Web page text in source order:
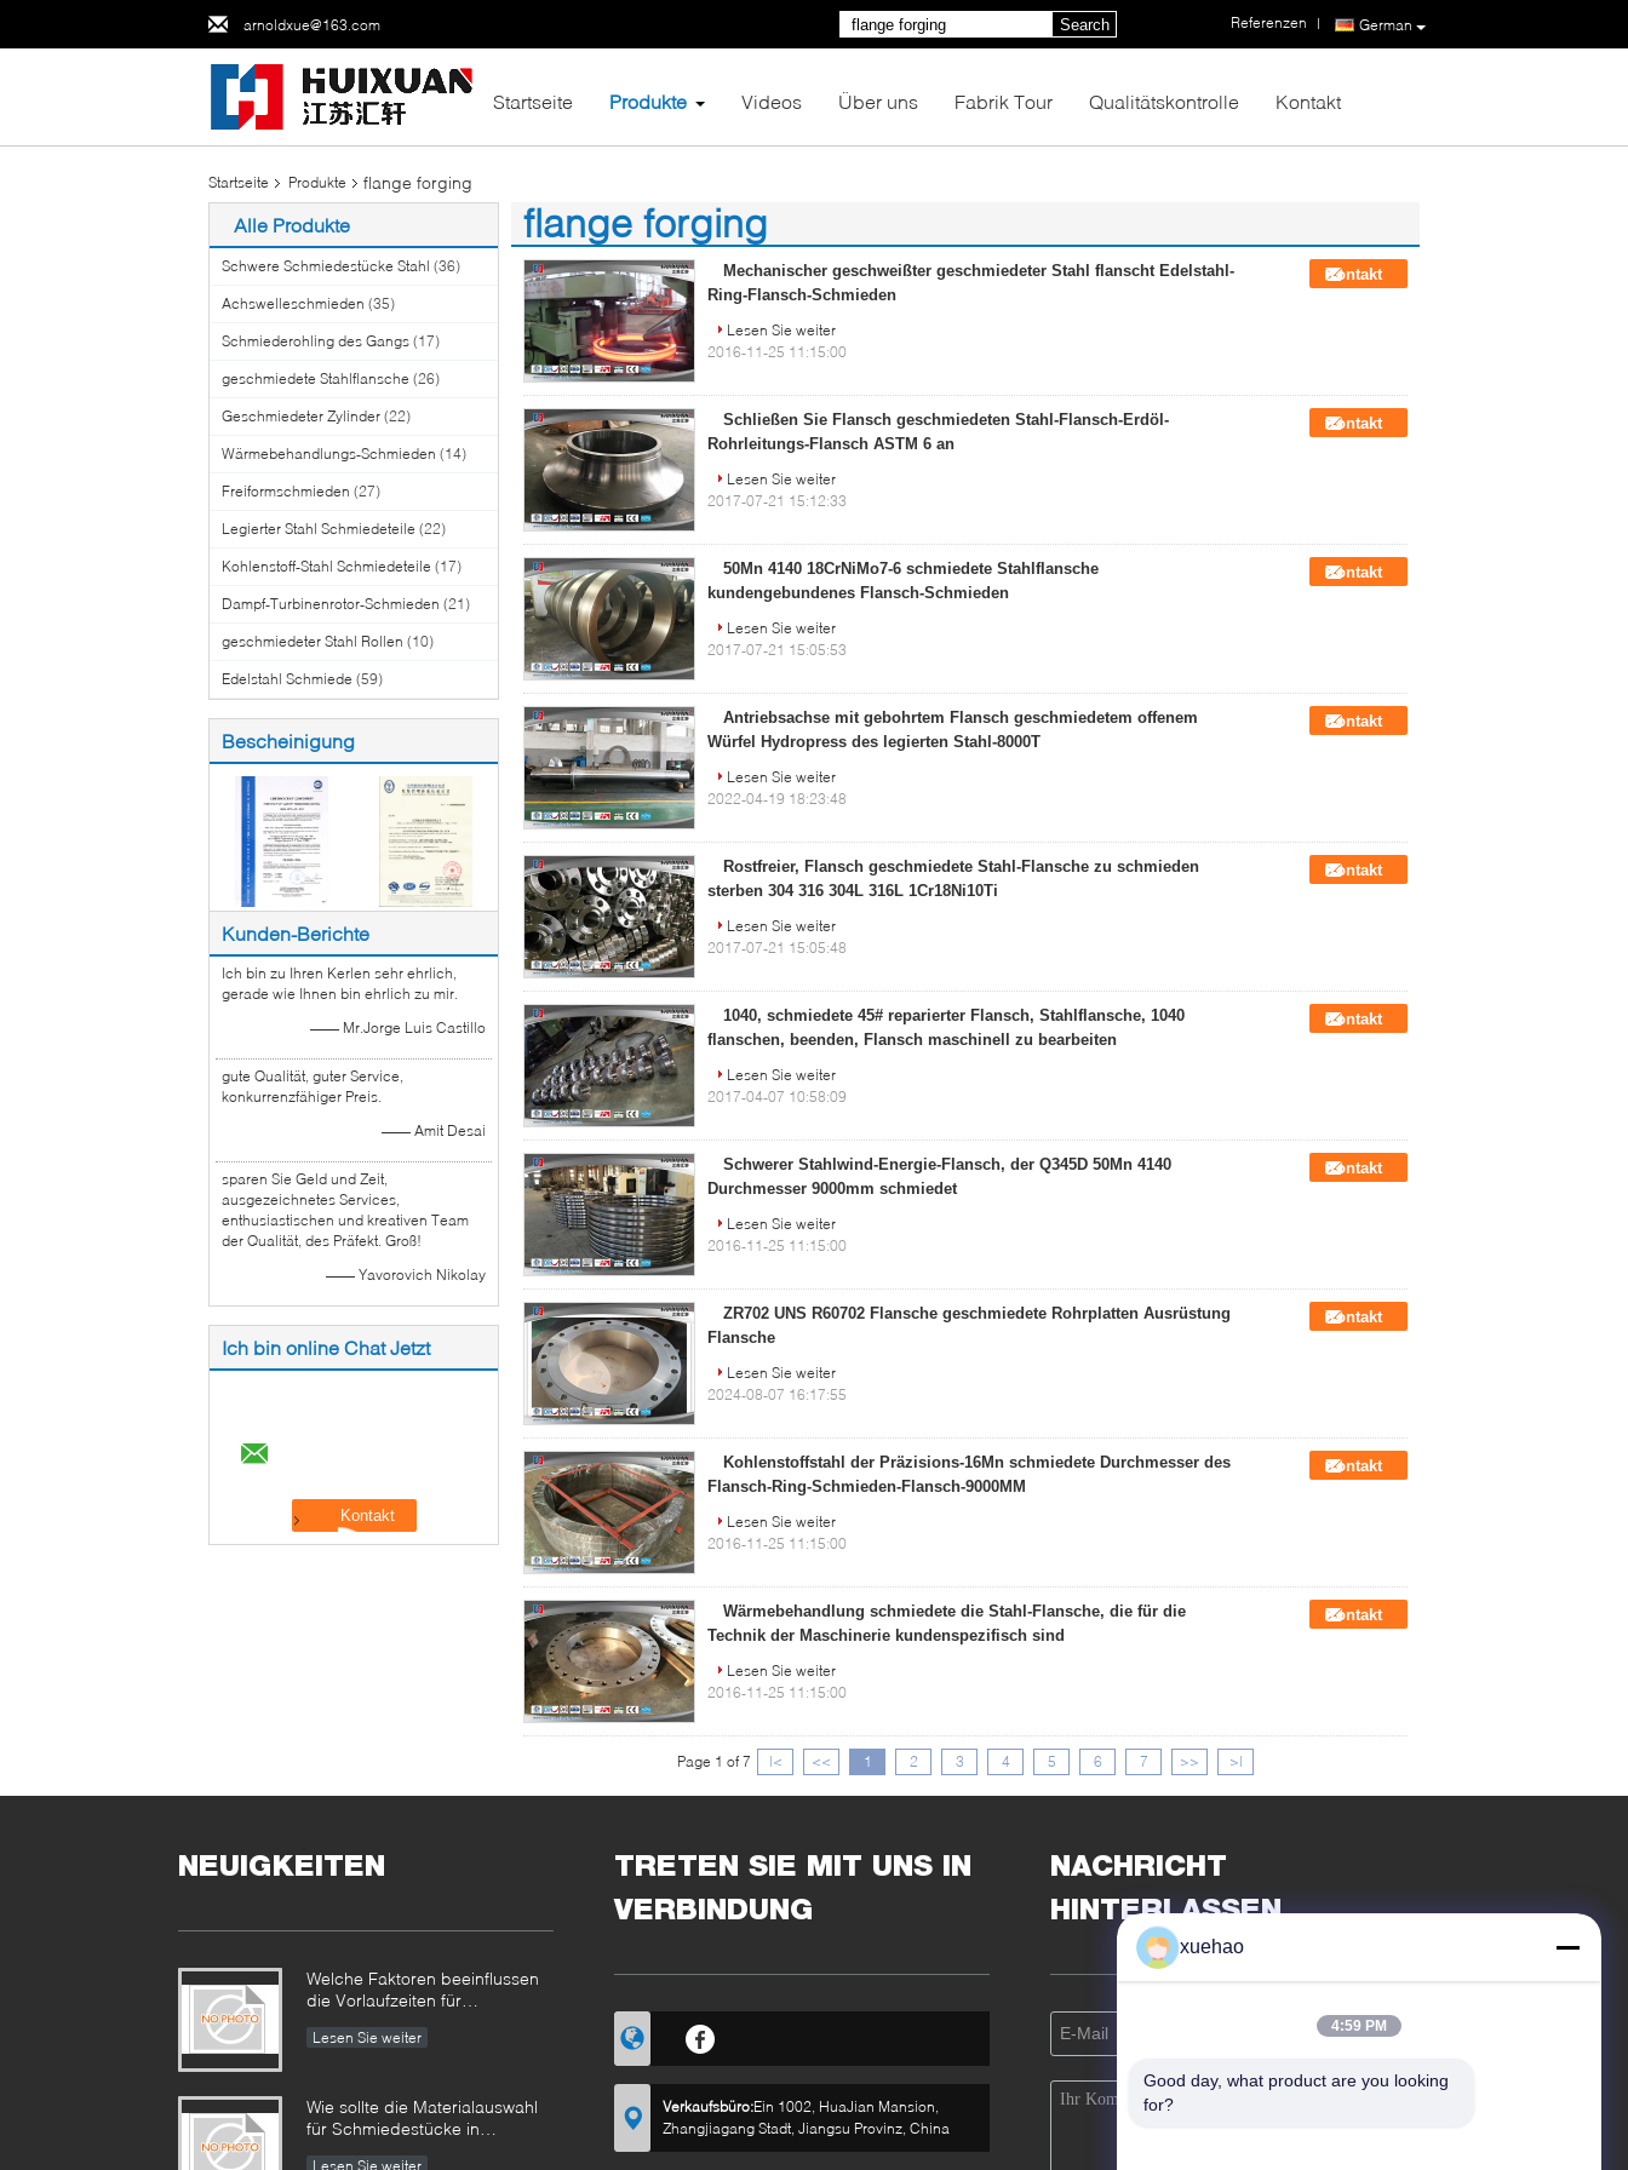
arnoldxue@163.com German
Referenzen |
Search
Startseite Produkte Videos Über uns Fabrik Tour Qualitätskontrolle Kontakt
Startseite Produkte flange forging
Alle Produkte
Schwere Schmiedestücke Stahl (36)
Achswelleschmieden (35)
Schmiederohling des Gangs (17)
geschmiedete Stahlflansche (26)
Geschmiedeter Zylinder (22)
Wärmebehandlungs-Schmieden (14)
Freiformschmieden (27)
Legierter Stahl Schmiedeteile (22)
Kohlenstoff-Stahl Schmiedeteile (17)
Dampf-Turbinenrotor-Schmieden (21)
geschmiedeter Stahl Rollen (10)
Edelstahl Schmiede (59)
Bescheinigung
Kunden-Berichte
Ich bin zu Ihren Kerlen sehr ehrlich,
gerade wie Ihnen bin ehrlich zu mir.
—— Mr.Jorge Luis Castillo
gute Qualität, guter Service,
konkurrenzfähiger Preis.
—— Amit Desai
sparen Sie Geld und Zeit,
ausgezeichnetes Services,
enthusiastischen und kreativen Team
der Qualität, des Präfekt. Groß!
—— Yavorovich Nikolay
Ich bin online Chat Jetzt
flange forging
(62)
Mechanischer geschweißter geschmiedeter Stahl flanscht Edelstahl-
Ring-Flansch-Schmieden
Kontakt
Lesen Sie weiter
2016-11-25 11:15:00
Schließen Sie Flansch geschmiedeten Stahl-Flansch-Erdöl-
Rohrleitungs-Flansch ASTM 6 an
Kontakt
Lesen Sie weiter
2017-07-21 15:12:33
50Mn 4140 18CrNiMo7-6 schmiedete Stahlflansche
kundengebundenes Flansch-Schmieden
Kontakt
Lesen Sie weiter
2017-07-21 15:05:53
Antriebsachse mit gebohrtem Flansch geschmiedetem offenem
Würfel Hydropress des legierten Stahl-8000T
Kontakt
Lesen Sie weiter
2022-04-19 18:23:48
Rostfreier, Flansch geschmiedete Stahl-Flansche zu schmieden
sterben 304 316 304L 316L 1Cr18Ni10Ti
Kontakt
Lesen Sie weiter
2017-07-21 15:05:48
1040, schmiedete 45# reparierter Flansch, Stahlflansche, 1040
flanschen, beenden, Flansch maschinell zu bearbeiten
Kontakt
Lesen Sie weiter
2017-04-07 10:58:09
Schwerer Stahlwind-Energie-Flansch, der Q345D 50Mn 4140
Durchmesser 9000mm schmiedet
Kontakt
Lesen Sie weiter
2016-11-25 11:15:00
ZR702 UNS R60702 Flansche geschmiedete Rohrplatten Ausrüstung
Flansche
Kontakt
Lesen Sie weiter
2024-08-07 16:17:55
Kohlenstoffstahl der Präzisions-16Mn schmiedete Durchmesser des
Flansch-Ring-Schmieden-Flansch-9000MM
Kontakt
Lesen Sie weiter
2016-11-25 11:15:00
Wärmebehandlung schmiedete die Stahl-Flansche, die für die
Technik der Maschinerie kundenspezifisch sind
Kontakt
Lesen Sie weiter
2016-11-25 11:15:00
Page 1 of 7 |< << 1 2 3 4 5 6 7 >> >|
NEUIGKEITEN
Welche Faktoren beeinflussen
die Vorlaufzeiten für
wie können diese gesteuert
Lesen Sie weiter
Wie sollte die Materialauswahl
für Schmiedestücke in
Lesen Sie weiter
TRETEN SIE MIT UNS IN
VERBINDUNG
Verkaufsbüro:Ein 1002, HuaJian Mansion,
Zhangjiagang Stadt, Jiangsu Provinz, China
NACHRICHT
HINTERLASSEN
xuehao
4:59 PM
Good day, what product are you looking
for?